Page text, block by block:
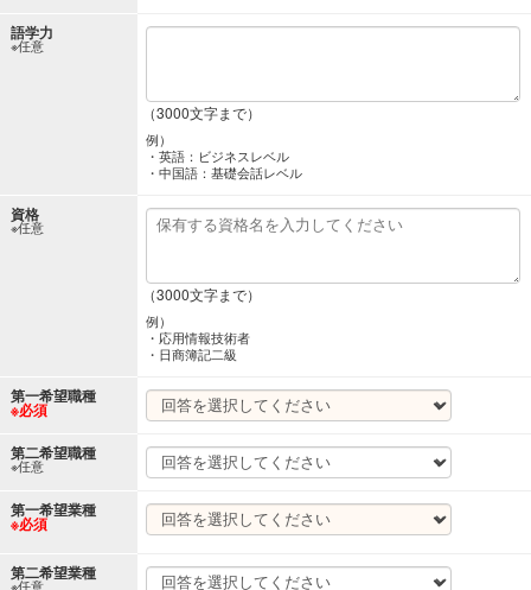
語学力
※任意
（3000文字まで）
例）
・英語：ビジネスレベル
・中国語：基礎会話レベル
資格
※任意
（3000文字まで）
例）
・応用情報技術者
・日商簿記二級
第一希望職種
※必須
第二希望職種
※任意
第一希望業種
※必須
第二希望業種
※任意